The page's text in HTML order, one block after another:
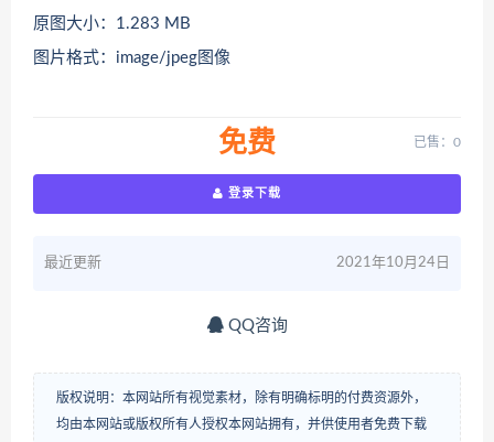
原图大小：1.283 MB
图片格式：image/jpeg图像
免费 已售：0
登录下载
最近更新 2021年10月24日
QQ咨询
版权说明：本网站所有视觉素材，除有明确标明的付费资源外，
均由本网站或版权所有人授权本网站拥有，并供使用者免费下载